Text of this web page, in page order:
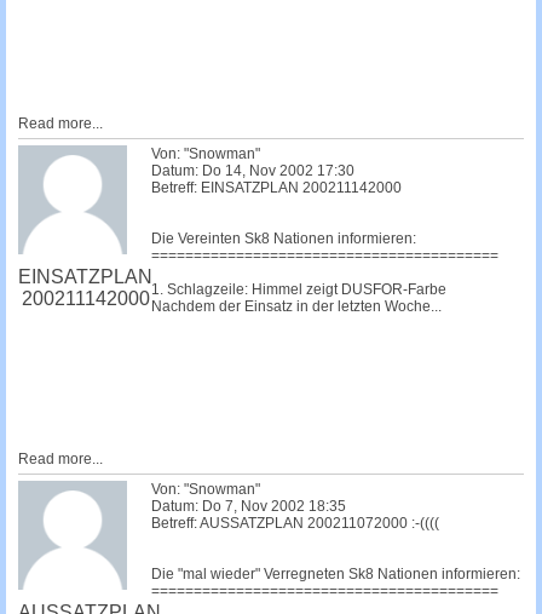
Read more...
EINSATZPLAN
200211142000
Von: "Snowman"
Datum: Do 14, Nov 2002 17:30
Betreff: EINSATZPLAN 200211142000
Die Vereinten Sk8 Nationen informieren:
=========================================
1. Schlagzeile: Himmel zeigt DUSFOR-Farbe
Nachdem der Einsatz in der letzten Woche...
Read more...
Von: "Snowman"
Datum: Do 7, Nov 2002 18:35
Betreff: AUSSATZPLAN 200211072000 :-((((
Die "mal wieder" Verregneten Sk8 Nationen informieren:
=========================================